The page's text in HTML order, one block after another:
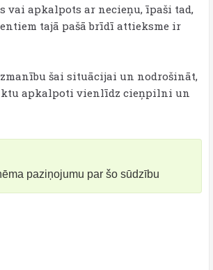
vai apkalpots ar necieņu, īpaši tad,
tajā pašā brīdī attieksme ir
šai situācijai un nodrošināt,
apkalpoti vienlīdz cieņpilni un
paziņojumu par šo sūdzību